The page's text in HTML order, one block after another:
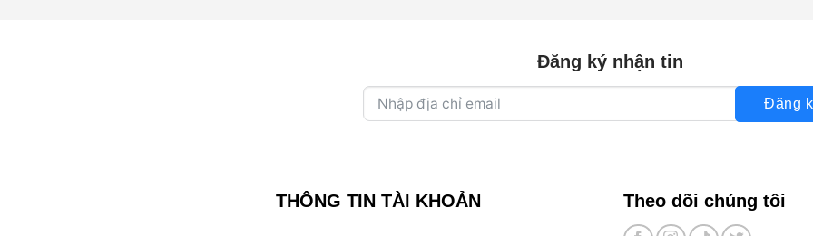
Đăng ký nhận tin
Đăng
THÔNG TIN TÀI KHOẢN Theo dõi chúng tôi